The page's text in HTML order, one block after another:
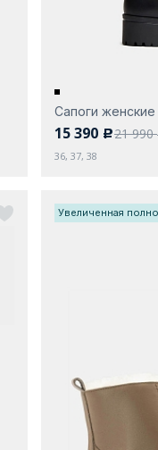
Сапоги
15 390 c21 990
36, 37, 38
Увеличенная